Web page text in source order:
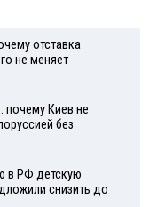
отставка
не меняет
почему Киев не
без
в РФ детскую
снизить до